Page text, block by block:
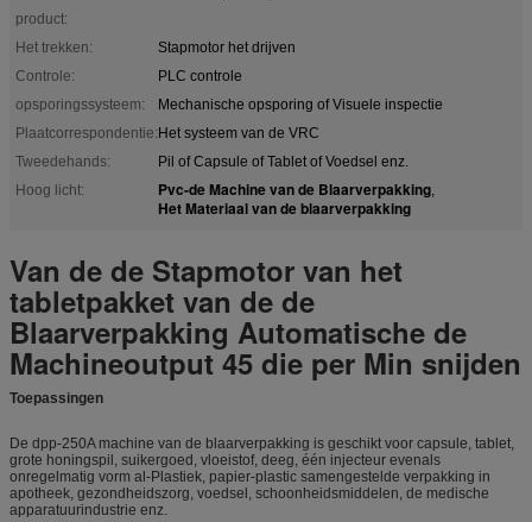
product:
Het trekken:
Stapmotor het drijven
Controle:
PLC controle
opsporingssysteem:
Mechanische opsporing of Visuele inspectie
Plaatcorrespondentie:Het systeem van de VRC
Tweedehands:
Pil of Capsule of Tablet of Voedsel enz.
Hoog licht:
Pvc-de Machine van de Blaarverpakking,
Het Materiaal van de blaarverpakking
Van de de Stapmotor van het
tabletpakket van de de
Blaarverpakking Automatische de
Machineoutput 45 die per Min snijden
Toepassingen
De dpp-250A machine van de blaarverpakking is geschikt voor capsule, tablet,
grote honingspil, suikergoed, vloeistof, deeg, één injecteur evenals
onregelmatig vorm al-Plastiek, papier-plastic samengestelde verpakking in
apotheek, gezondheidszorg, voedsel, schoonheidsmiddelen, de medische
apparatuurindustrie enz.